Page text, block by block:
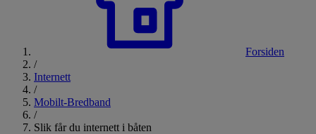
Forsiden
/
Internett
/
Mobilt-Bredband
/
Slik får du internett i båten